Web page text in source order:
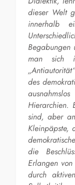
dieser Welt
innerhalb
man sich
des
Hierarchien.
sind, aber
Kleinpäpste,
die
Erlangen
durch